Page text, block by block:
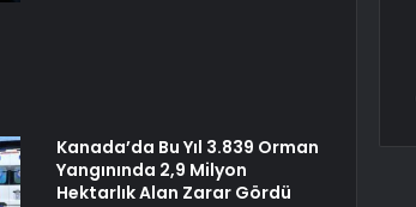
Kanada’da Bu Yıl 3.839 Orman
Yangınında 2,9 Milyon
Hektarlık Alan Zarar Gördü